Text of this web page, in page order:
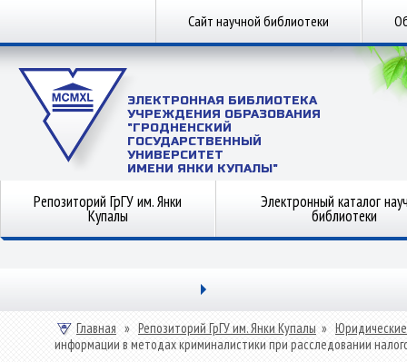
Сайт научной библиотеки
ЭЛЕКТРОННАЯ БИБЛИОТЕКА
УЧРЕЖДЕНИЯ ОБРАЗОВАНИЯ
"ГРОДНЕНСКИЙ
ГОСУДАРСТВЕННЫЙ
УНИВЕРСИТЕТ
ИМЕНИ ЯНКИ КУПАЛЫ"
Репозиторий ГрГУ им. Янки
Купалы
Электронный каталог
библиотеки
Главная » Репозиторий ГрГУ им. Янки Купалы »
информации в методах криминалистики при расследовании